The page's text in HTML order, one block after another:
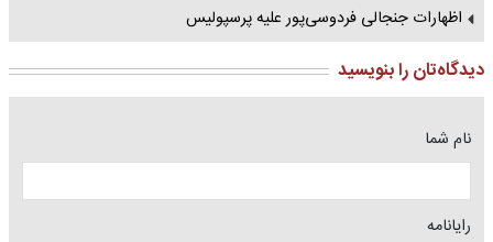
اظهارات جنجالی فردوسی‌پور علیه پرسپولیس
دیدگاه‌تان را بنویسید
نام شما
رایانامه